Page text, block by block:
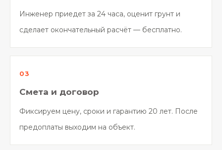
Инженер приедет за 24 часа, оценит грунт и
сделает окончательный расчёт — бесплатно.
Смета и договор
Фиксируем цену, сроки и гарантию 20 лет. После
предоплаты выходим на объект.